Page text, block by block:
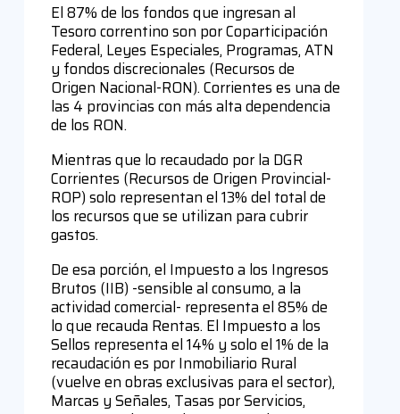
El 87% de los fondos que ingresan al
Tesoro correntino son por Coparticipación
Federal, Leyes Especiales, Programas, ATN
y fondos discrecionales (Recursos de
Origen Nacional-RON). Corrientes es una de
las 4 provincias con más alta dependencia
de los RON.
Mientras que lo recaudado por la DGR
Corrientes (Recursos de Origen Provincial-
ROP) solo representan el 13% del total de
los recursos que se utilizan para cubrir
gastos.
De esa porción, el Impuesto a los Ingresos
Brutos (IIB) -sensible al consumo, a la
actividad comercial- representa el 85% de
lo que recauda Rentas. El Impuesto a los
Sellos representa el 14% y solo el 1% de la
recaudación es por Inmobiliario Rural
(vuelve en obras exclusivas para el sector),
Marcas y Señales, Tasas por Servicios,